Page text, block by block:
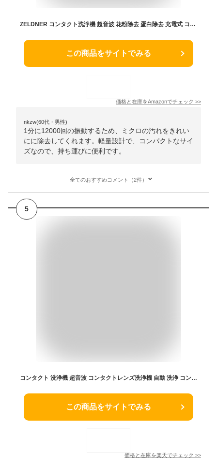
ZELDNER コンタクト洗浄機 超音波 花粉除去 蛋白除去 充電式 コンパクト 日本国内検品済み 日本語取扱説明書付き ソフト ハード カラコン対応 (ウォーターブルー)
この商品をサイトでみる
価格と在庫をAmazonでチェック >>
nkzw(60代・男性)
1分に12000回の振動するため、ミクロの汚れをきれい
にに除去してくれます。軽量設計で、コンパクトなサイ
ズなので、持ち運びに便利です。
全てのおすすめコメント（2件）
5
コンタクト 洗浄機 超音波 コンタクトレンズ洗浄機 自動 洗浄 コンタクトレンズクリーナー 携帯型 カラコン 振動 小型 旅行 充電式 超音波 洗浄器 カラコン ケース ミニ 花粉 汚れ 蛋白 超音波洗浄機
この商品をサイトでみる
価格と在庫を楽天でチェック >>